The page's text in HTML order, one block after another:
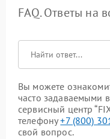
FAQ. Ответы на
Вы можете
часто задаваемыми
сервисный центр
телефону+7 (800)
свой вопрос.